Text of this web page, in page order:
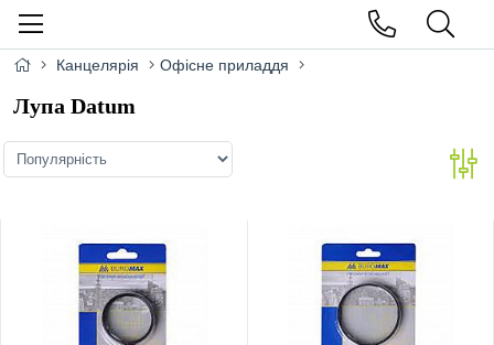
Канцелярія Офісне приладдя
Лупа Datum